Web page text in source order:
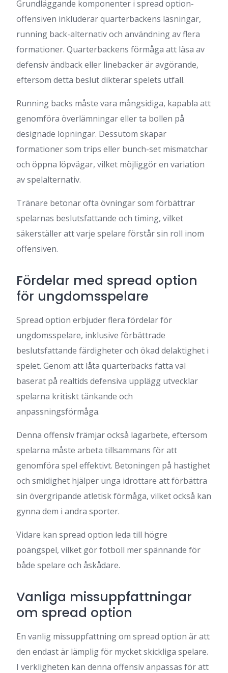
Grundläggande komponenter i spread option-
offensiven inkluderar quarterbackens läsningar,
running back-alternativ och användning av flera
formationer. Quarterbackens förmåga att läsa av
defensiv ändback eller linebacker är avgörande,
eftersom detta beslut dikterar spelets utfall.
Running backs måste vara mångsidiga, kapabla att
genomföra överlämningar eller ta bollen på
designade löpningar. Dessutom skapar
formationer som trips eller bunch-set mismatchar
och öppna löpvägar, vilket möjliggör en variation
av spelalternativ.
Tränare betonar ofta övningar som förbättrar
spelarnas beslutsfattande och timing, vilket
säkerställer att varje spelare förstår sin roll inom
offensiven.
Fördelar med spread option
för ungdomsspelare
Spread option erbjuder flera fördelar för
ungdomsspelare, inklusive förbättrade
beslutsfattande färdigheter och ökad delaktighet i
spelet. Genom att låta quarterbacks fatta val
baserat på realtids defensiva upplägg utvecklar
spelarna kritiskt tänkande och
anpassningsförmåga.
Denna offensiv främjar också lagarbete, eftersom
spelarna måste arbeta tillsammans för att
genomföra spel effektivt. Betoningen på hastighet
och smidighet hjälper unga idrottare att förbättra
sin övergripande atletisk förmåga, vilket också kan
gynna dem i andra sporter.
Vidare kan spread option leda till högre
poängspel, vilket gör fotboll mer spännande för
både spelare och åskådare.
Vanliga missuppfattningar
om spread option
En vanlig missuppfattning om spread option är att
den endast är lämplig för mycket skickliga spelare.
I verkligheten kan denna offensiv anpassas för att